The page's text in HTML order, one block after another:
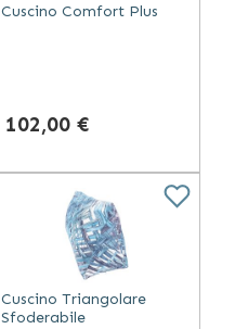
Cuscino Comfort Plus
102,00 €
Cuscino Triangolare
Sfoderabile